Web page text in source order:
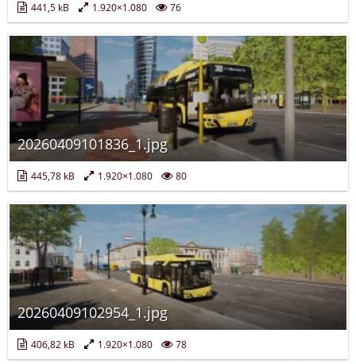
441,5 kB 1.920×1.080 76
20260409101836_1.jpg
445,78 kB 1.920×1.080 80
20260409102954_1.jpg
406,82 kB 1.920×1.080 78